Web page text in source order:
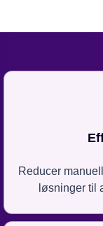
Reducer
løsninger til